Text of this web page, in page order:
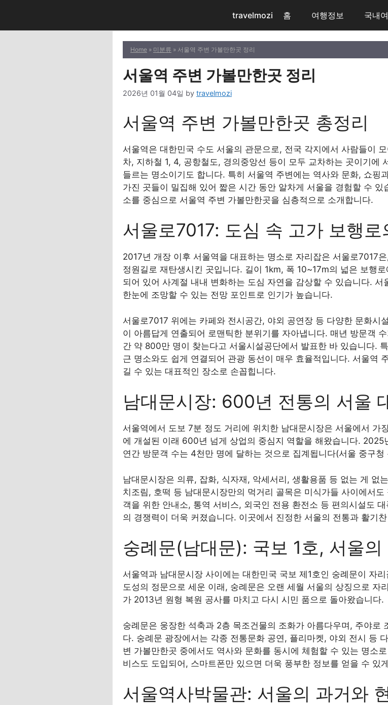
content
travelmozi 홈 여행정보 국내
Home » 미분류 » 서울역 주변 가볼만한곳 정리
서울역 주변 가볼만한곳 정리
2026년 01월 04일 by travelmozi
서울역 주변 가볼만한곳 총정리
서울역은 대한민국 수도 서울의 관문으로, 전국 각지에서 사람들이
차, 지하철 1, 4, 공항철도, 경의중앙선 등이 모두 교차하는 곳이기에
들르는 명소이기도 합니다. 특히 서울역 주변에는 역사와 문화, 쇼핑
가진 곳들이 밀집해 있어 짧은 시간 동안 알차게 서울을 경험할 수
소를 중심으로 서울역 주변 가볼만한곳을 심층적으로 소개합니다.
서울로7017: 도심 속 고가 보행로
2017년 개장 이후 서울역을 대표하는 명소로 자리잡은 서울로7017
정원길로 재탄생시킨 곳입니다. 길이 1km, 폭 10~17m의 넓은 보행
되어 있어 사계절 내내 변화하는 도심 자연을 감상할 수 있습니다.
한눈에 조망할 수 있는 전망 포인트로 인기가 높습니다.
서울로7017 위에는 카페와 전시공간, 야외 공연장 등 다양한 문화시
이 아름답게 연출되어 로맨틱한 분위기를 자아냅니다. 매년 방문객
간 약 800만 명이 찾는다고 서울시설공단에서 발표한 바 있습니다.
근 명소와도 쉽게 연결되어 관광 동선이 매우 효율적입니다. 서울역
길 수 있는 대표적인 장소로 손꼽힙니다.
남대문시장: 600년 전통의 서울
서울역에서 도보 7분 정도 거리에 위치한 남대문시장은 서울에서 가
에 개설된 이래 600년 넘게 상업의 중심지 역할을 해왔습니다. 2025
연간 방문객 수는 4천만 명에 달하는 것으로 집계됩니다(서울 중구청
남대문시장은 의류, 잡화, 식자재, 악세서리, 생활용품 등 없는 게 없
치조림, 호떡 등 남대문시장만의 먹거리 골목은 미식가들 사이에서
객을 위한 안내소, 통역 서비스, 외국인 전용 환전소 등 편의시설도
의 경쟁력이 더욱 커졌습니다. 이곳에서 진정한 서울의 전통과 활기
숭례문(남대문): 국보 1호, 서울
서울역과 남대문시장 사이에는 대한민국 국보 제1호인 숭례문이 자
도성의 정문으로 세운 이래, 숭례문은 오랜 세월 서울의 상징으로
가 2013년 원형 복원 공사를 마치고 다시 시민 품으로 돌아왔습니다.
숭례문은 웅장한 석축과 2층 목조건물의 조화가 아름다우며, 주야로
다. 숭례문 광장에서는 각종 전통문화 공연, 플리마켓, 야외 전시 등
변 가볼만한곳 중에서도 역사와 문화를 동시에 체험할 수 있는 명소
비스도 도입되어, 스마트폰만 있으면 더욱 풍부한 정보를 얻을 수 있
서울역사박물관: 서울의 과거와